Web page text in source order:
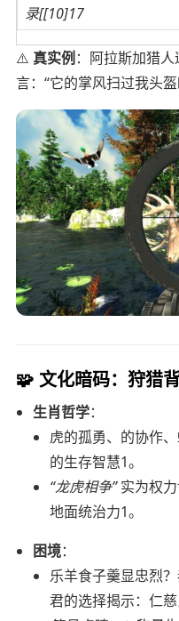
录[[10]17
⚠️ 真实例 ：阿拉斯加猎
言：“它的掌风扫过我头
🧩 文化暗码：狩猎
生肖哲学：
虎的孤勇、的协作
的生存智慧1。
“龙虎相争”实为权力
地面统治力1。
困境：
乐羊食子羹显忠烈
君的选择揭示：仁